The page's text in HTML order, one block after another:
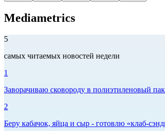
Mediametrics
5
самых читаемых новостей недели
1
Заворачиваю сковороду в полиэтиленовый
2
Беру кабачок, яйца и сыр - готовлю «клаб-